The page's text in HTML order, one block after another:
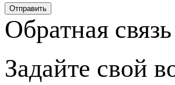
Обратная связь
Задайте свой